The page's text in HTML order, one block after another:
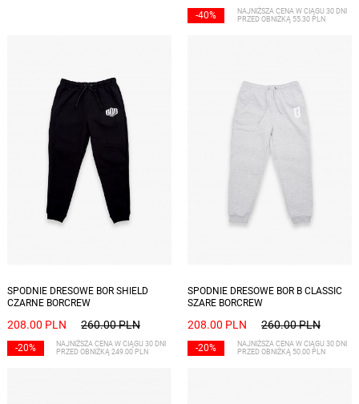
-40%
NAJNIŻSZA CENA W CIĄGU 30 DNI
PRZED OBNIŻKĄ 55.30 PLN
SPODNIE DRESOWE BOR SHIELD
CZARNE BORCREW
208.00 PLN 260.00 PLN
-20%
NAJNIŻSZA CENA W CIĄGU 30 DNI
PRZED OBNIŻKĄ 249.00 PLN
SPODNIE DRESOWE BOR B CLASSIC
SZARE BORCREW
208.00 PLN 260.00 PLN
-20%
NAJNIŻSZA CENA W CIĄGU 30 DNI
PRZED OBNIŻKĄ 50.00 PLN